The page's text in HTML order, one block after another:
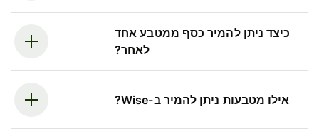
כיצד ניתן להמיר כסף ממטבע אחד
לאחר?
אילו מטבעות ניתן להמיר ב-Wise?